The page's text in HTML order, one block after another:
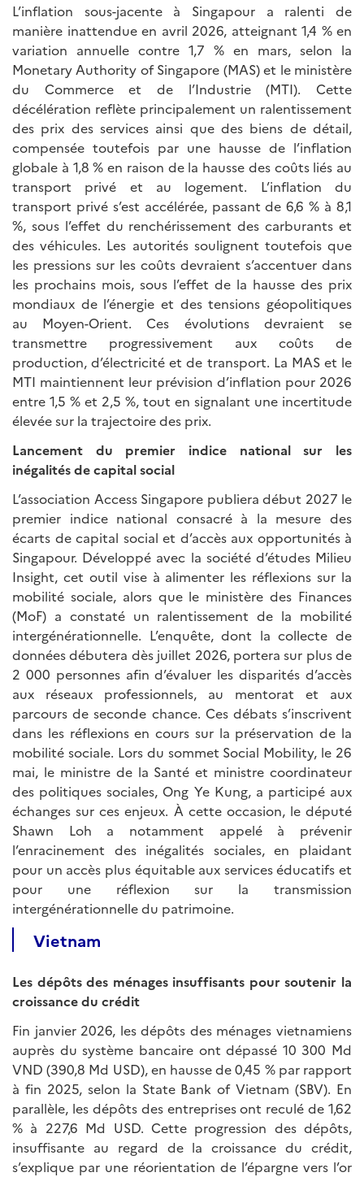
L’inflation sous-jacente à Singapour a ralenti de
manière inattendue en avril 2026, atteignant 1,4 % en
variation annuelle contre 1,7 % en mars, selon la
Monetary Authority of Singapore (MAS) et le ministère
du Commerce et de l’Industrie (MTI). Cette
décélération reflète principalement un ralentissement
des prix des services ainsi que des biens de détail,
compensée toutefois par une hausse de l’inflation
globale à 1,8 % en raison de la hausse des coûts liés au
transport privé et au logement. L’inflation du
transport privé s’est accélérée, passant de 6,6 % à 8,1
%, sous l’effet du renchérissement des carburants et
des véhicules. Les autorités soulignent toutefois que
les pressions sur les coûts devraient s’accentuer dans
les prochains mois, sous l’effet de la hausse des prix
mondiaux de l’énergie et des tensions géopolitiques
au Moyen-Orient. Ces évolutions devraient se
transmettre progressivement aux coûts de
production, d’électricité et de transport. La MAS et le
MTI maintiennent leur prévision d’inflation pour 2026
entre 1,5 % et 2,5 %, tout en signalant une incertitude
élevée sur la trajectoire des prix.
Lancement du premier indice national sur les
inégalités de capital social
L’association Access Singapore publiera début 2027 le
premier indice national consacré à la mesure des
écarts de capital social et d’accès aux opportunités à
Singapour. Développé avec la société d’études Milieu
Insight, cet outil vise à alimenter les réflexions sur la
mobilité sociale, alors que le ministère des Finances
(MoF) a constaté un ralentissement de la mobilité
intergénérationnelle. L’enquête, dont la collecte de
données débutera dès juillet 2026, portera sur plus de
2 000 personnes afin d’évaluer les disparités d’accès
aux réseaux professionnels, au mentorat et aux
parcours de seconde chance. Ces débats s’inscrivent
dans les réflexions en cours sur la préservation de la
mobilité sociale. Lors du sommet Social Mobility, le 26
mai, le ministre de la Santé et ministre coordinateur
des politiques sociales, Ong Ye Kung, a participé aux
échanges sur ces enjeux. À cette occasion, le député
Shawn Loh a notamment appelé à prévenir
l’enracinement des inégalités sociales, en plaidant
pour un accès plus équitable aux services éducatifs et
pour une réflexion sur la transmission
intergénérationnelle du patrimoine.
Vietnam
Les dépôts des ménages insuffisants pour soutenir la
croissance du crédit
Fin janvier 2026, les dépôts des ménages vietnamiens
auprès du système bancaire ont dépassé 10 300 Md
VND (390,8 Md USD), en hausse de 0,45 % par rapport
à fin 2025, selon la State Bank of Vietnam (SBV). En
parallèle, les dépôts des entreprises ont reculé de 1,62
% à 227,6 Md USD. Cette progression des dépôts,
insuffisante au regard de la croissance du crédit,
s’explique par une réorientation de l’épargne vers l’or